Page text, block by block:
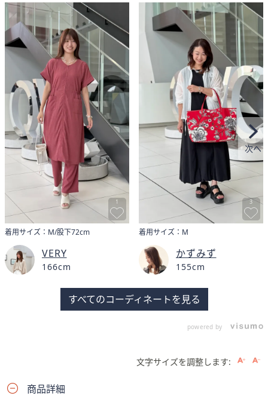
1
着用サイズ：M/股下72cm
VERY
166cm
3
着用サイズ：M
かずみず
155cm
すべてのコーディネートを見る
powered by
文字サイズを調整します:
商品詳細